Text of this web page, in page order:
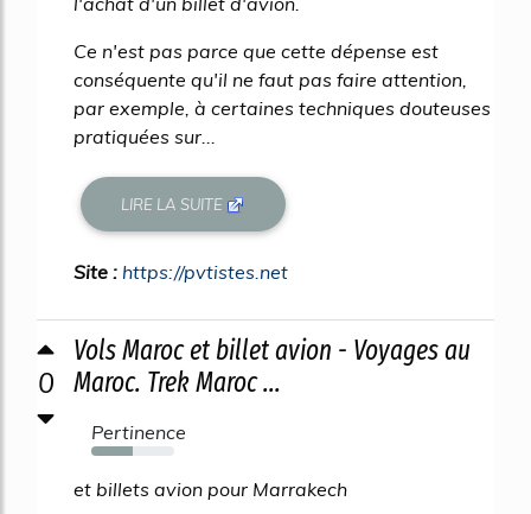
Ce n'est pas parce que cette dépense est
conséquente qu'il ne faut pas faire attention,
par exemple, à certaines techniques douteuses
pratiquées sur...
LIRE LA SUITE
Site : https://pvtistes.net
0
Vols Maroc et billet avion - Voyages au
Maroc. Trek Maroc ...
Pertinence
50%
et billets avion pour Marrakech